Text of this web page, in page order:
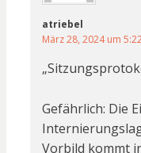
atriebel
März 28, 2024 um
Gefährlich: Die
Vorbild kommt